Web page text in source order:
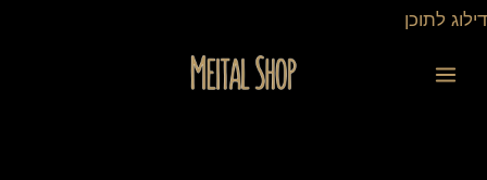
דילוג לתוכן
דילוג
של